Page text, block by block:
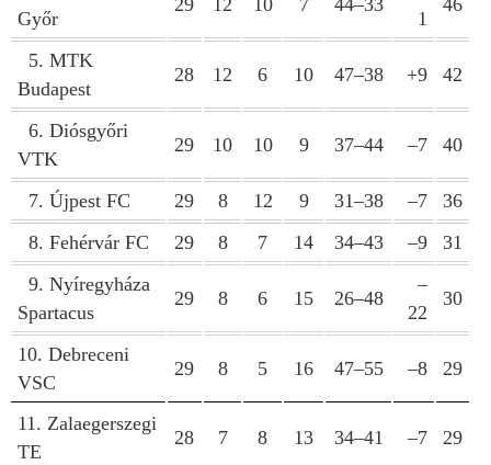
Győr
29 12 10 7 44–33
1
46
5. MTK
Budapest
28 12 6 10 47–38 +9 42
6. Diósgyőri
VTK
29 10 10 9 37–44 –7 40
7. Újpest FC 29 8 12 9 31–38 –7
36
8. Fehérvár FC
29 8 7 14 34–43 –9
31
9. Nyíregyháza
Spartacus
29 8 6 15 26–48
–
22
30
10. Debreceni
VSC
29 8 5 16 47–55 –8 29
11. Zalaegerszegi
TE
28 7 8 13 34–41 –7 29